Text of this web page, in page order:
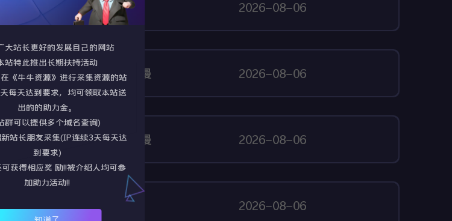
日剧 2026-08-06
日韩动漫 2026-08-06
日韩动漫 2026-08-06
国产剧 2026-08-06
大站长更好的发展自己的网站
站特此推出长期扶持活动
《牛牛资源》进行采集资源的站
每天达到要求，均可领取本站送
出的的助力金。
群可以提供多个域名查询)
站长朋友采集(IP连续3天每天达
到要求)
可获得相应奖 励!!被介绍人均可参
加助力活动!!